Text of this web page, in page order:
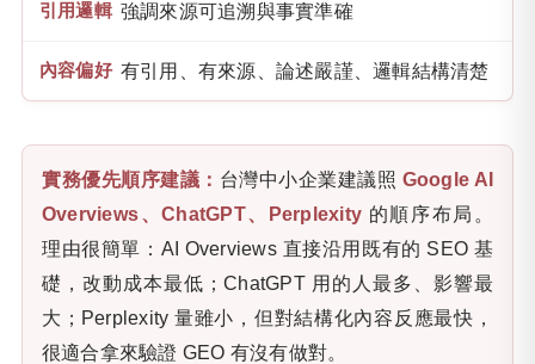
強調來源可追溯與事實準確
有引用、有來源、論述嚴謹、邏輯結構清楚
實務優先順序建議： 台灣中小企業建議照 Google AI
Overviews、ChatGPT、Perplexity 的順序布局。
理由很簡單：AI Overviews 直接沿用既有的 SEO 基
礎，改動成本最低；ChatGPT 用的人最多、影響最
大；Perplexity 量雖小，但對結構化內容反應最快，
很適合拿來驗證 GEO 有沒有做對。